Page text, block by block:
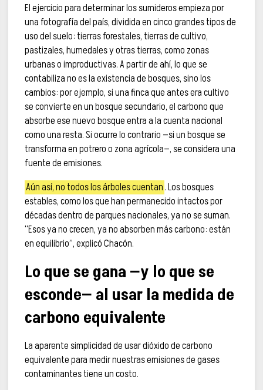
El ejercicio para determinar los sumideros empieza por
una fotografía del país, dividida en cinco grandes tipos de
uso del suelo: tierras forestales, tierras de cultivo,
pastizales, humedales y otras tierras, como zonas
urbanas o improductivas. A partir de ahí, lo que se
contabiliza no es la existencia de bosques, sino los
cambios: por ejemplo, si una finca que antes era cultivo
se convierte en un bosque secundario, el carbono que
absorbe ese nuevo bosque entra a la cuenta nacional
como una resta. Si ocurre lo contrario —si un bosque se
transforma en potrero o zona agrícola—, se considera una
fuente de emisiones.
Aún así, no todos los árboles cuentan. Los bosques
estables, como los que han permanecido intactos por
décadas dentro de parques nacionales, ya no se suman.
“Esos ya no crecen, ya no absorben más carbono: están
en equilibrio”, explicó Chacón.
Lo que se gana —y lo que se
esconde— al usar la medida de
carbono equivalente
La aparente simplicidad de usar dióxido de carbono
equivalente para medir nuestras emisiones de gases
contaminantes tiene un costo.